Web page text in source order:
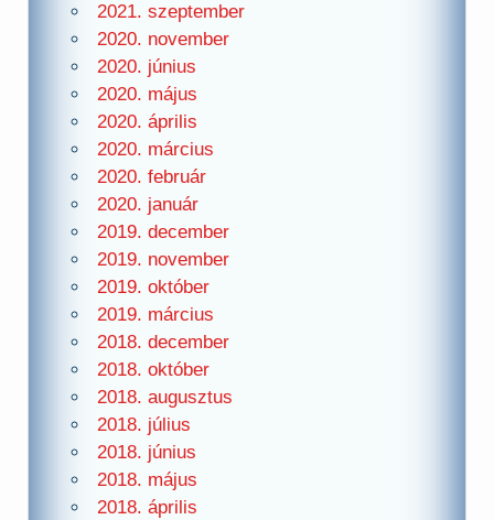
2021. szeptember
2020. november
2020. június
2020. május
2020. április
2020. március
2020. február
2020. január
2019. december
2019. november
2019. október
2019. március
2018. december
2018. október
2018. augusztus
2018. július
2018. június
2018. május
2018. április